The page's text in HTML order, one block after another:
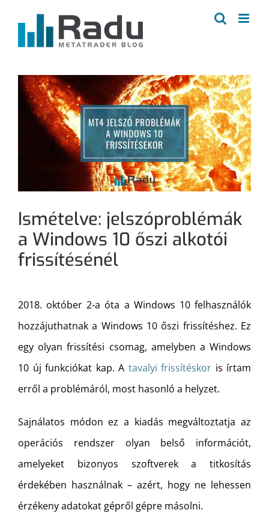
Ismételve: jelszóproblémák
a Windows 10 őszi alkotói
frissítésénél
2018. október 2-a óta a Windows 10 felhasználók
hozzájuthatnak a Windows 10 őszi frissítéshez. Ez
egy olyan frissítési csomag, amelyben a Windows
10 új funkciókat kap. A tavalyi frissítéskor is írtam
erről a problémáról, most hasonló a helyzet.
Sajnálatos módon ez a kiadás megváltoztatja az
operációs rendszer olyan belső információt,
amelyeket bizonyos szoftverek a titkosítás
érdekében használnak – azért, hogy ne lehessen
érzékeny adatokat gépről gépre másolni.